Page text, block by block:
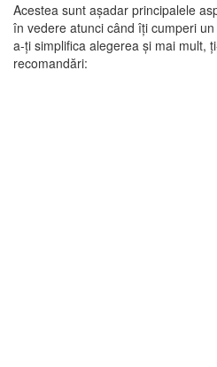
Acestea sunt așadar principalele
în vedere atunci când îți cumperi
a-ți simplifica alegerea și mai mult,
recomandări: